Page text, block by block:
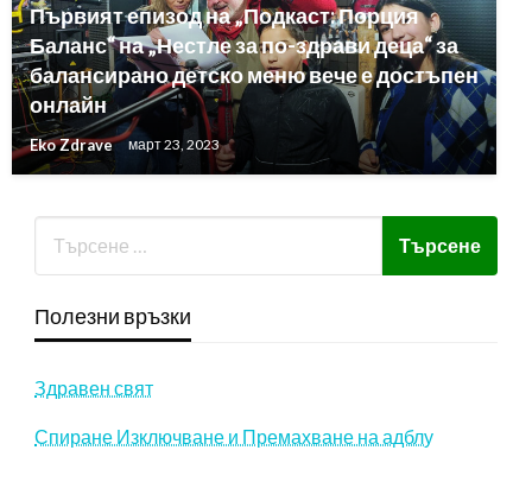
Първият епизод на „Подкаст: Порция
Баланс“ на „Нестле за по-здрави деца“ за
балансирано детско меню вече е достъпен
онлайн
Eko Zdrave март 23, 2023
Полезни връзки
Здравен свят
Спиране Изключване и Премахване на адблу